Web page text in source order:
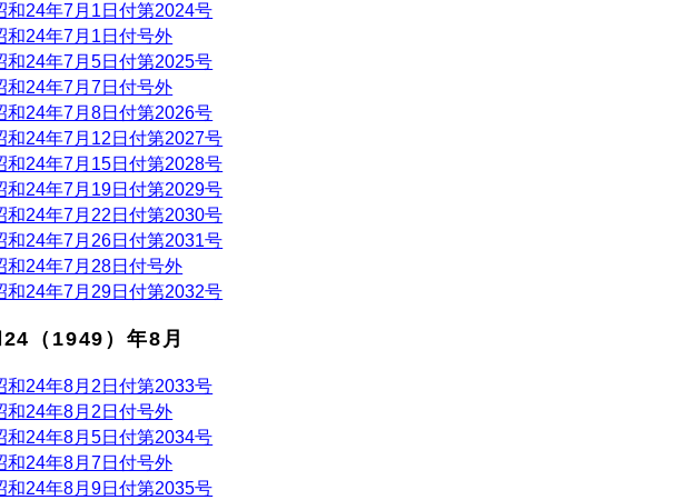
和24年7月1日付第2024号
和24年7月1日付号外
和24年7月5日付第2025号
和24年7月7日付号外
和24年7月8日付第2026号
和24年7月12日付第2027号
和24年7月15日付第2028号
和24年7月19日付第2029号
和24年7月22日付第2030号
和24年7月26日付第2031号
和24年7月28日付号外
和24年7月29日付第2032号
（1949）年8月
和24年8月2日付第2033号
和24年8月2日付号外
和24年8月5日付第2034号
和24年8月7日付号外
和24年8月9日付第2035号